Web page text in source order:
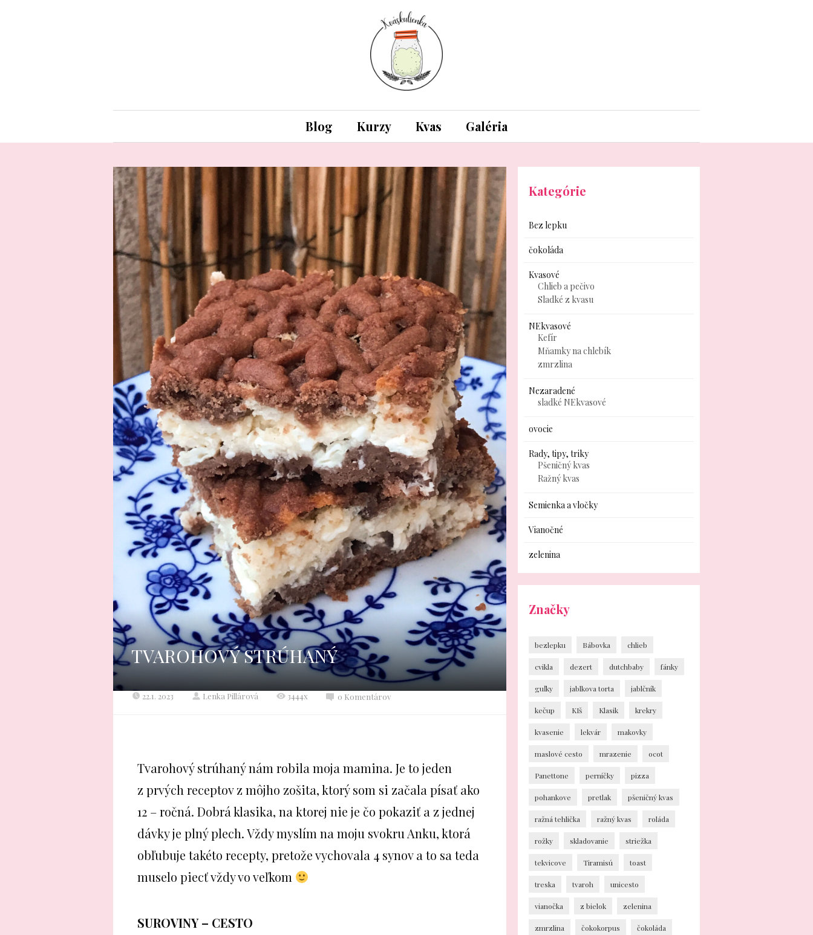
Blog Kurzy Kvas Galéria
TVAROHOVÝ STRÚHANÝ
22.1. 2023 Lenka Pillárová 3444x 0 Komentárov
Tvarohový strúhaný nám robila moja mamina. Je to jeden
z prvých receptov z môjho zošita, ktorý som si začala písať ako
12 – ročná. Dobrá klasika, na ktorej nie je čo pokaziť a z jednej
dávky je plný plech. Vždy myslím na moju svokru Anku, ktorá
obľubuje takéto recepty, pretože vychovala 4 synov a to sa teda
muselo piecť vždy vo veľkom
SUROVINY – CESTO
Kategórie
Bez lepku
čokoláda
Kvasové
Chlieb a pečivo
Sladké z kvasu
NEkvasové
Kefír
Mňamky na chlebík
zmrzlina
Nezaradené
sladké NEkvasové
ovocie
Rady, tipy, triky
Pšeničný kvas
Ražný kvas
Semienka a vločky
Vianočné
zelenina
Značky
bezlepku Bábovka chlieb
cvikla dezert dutchbaby fánky
guľky jablkova torta jablčník
kečup KIš Klasik krekry
kvasenie lekvár makovky
maslové cesto mrazenie ocot
Panettone perníčky pizza
pohankove pretlak pšeničný kvas
ražná tehlička ražný kvas roláda
rožky skladovanie striežka
tekvicove Tiramisú toast
treska tvaroh unicesto
vianočka z bielok zelenina
zmrzlina čokokorpus čokoláda